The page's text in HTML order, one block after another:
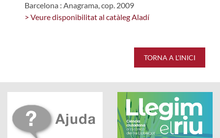
Barcelona : Anagrama, cop. 2009
> Veure disponibilitat al catàleg Aladí
TORNA A L'INICI